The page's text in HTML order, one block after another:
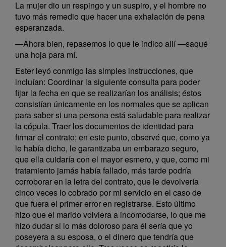
La mujer dio un respingo y un suspiro, y el hombre no
tuvo más remedio que hacer una exhalación de pena
esperanzada.
—Ahora bien, repasemos lo que le indico allí —saqué
una hoja para mí.
Ester leyó conmigo las simples instrucciones, que
incluían: Coordinar la siguiente consulta para poder
fijar la fecha en que se realizarían los análisis; éstos
consistían únicamente en los normales que se aplican
para saber si una persona está saludable para realizar
la cópula. Traer los documentos de identidad para
firmar el contrato; en este punto, observé que, como ya
le había dicho, le garantizaba un embarazo seguro,
que ella cuidaría con el mayor esmero, y que, como mi
tratamiento jamás había fallado, más tarde podría
corroborar en la letra del contrato, que le devolvería
cinco veces lo cobrado por mi servicio en el caso de
que fuera el primer error en registrarse. Esto último
hizo que el marido volviera a incomodarse, lo que me
hizo dudar si lo más doloroso para él sería que yo
poseyera a su esposa, o el dinero que tendría que